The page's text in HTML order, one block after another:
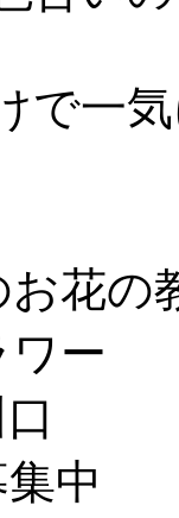
で一
花の
ー
中